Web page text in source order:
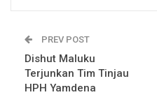
PREV POST
Dishut Maluku
Terjunkan Tim Tinjau
HPH Yamdena